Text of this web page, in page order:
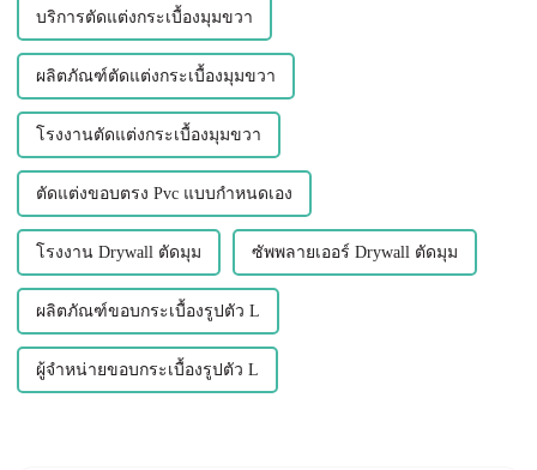
บริการตัดแต่งกระเบื้องมุมขวา
ผลิตภัณฑ์ตัดแต่งกระเบื้องมุมขวา
โรงงานตัดแต่งกระเบื้องมุมขวา
ตัดแต่งขอบตรง Pvc แบบกำหนดเอง
โรงงาน Drywall ตัดมุม ซัพพลายเออร์ Drywall ตัดมุม
ผลิตภัณฑ์ขอบกระเบื้องรูปตัว L
ผู้จำหน่ายขอบกระเบื้องรูปตัว L